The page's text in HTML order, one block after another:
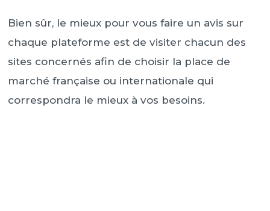
Bien sûr, le mieux pour vous faire un avis sur
chaque plateforme est de visiter chacun des
sites concernés afin de choisir la place de
marché française ou internationale qui
correspondra le mieux à vos besoins.